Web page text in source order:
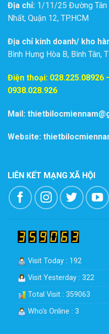
Địa chỉ: 1/11/25 Đường Tân
Nhất, Quận 12, TP.HCM
Địa chỉ kinh doanh/ kho
Bình Hưng Hòa B, Bình Tân,
Điện thoại: 028.225.08926
0938.028.926
Mail:
Website:
LIÊN KẾT MẠNG XÃ HỘI
Visit Today : 192
Visit Yesterday : 322
Total Visit : 359063
Who's Online : 3